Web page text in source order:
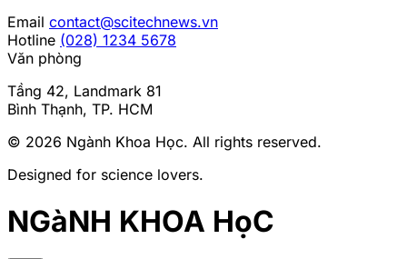
Email contact@scitechnews.vn
Hotline (028) 1234 5678
Văn phòng
Tầng 42, Landmark 81
Bình Thạnh, TP. HCM
© 2026 Ngành Khoa Học. All rights reserved.
Designed for science lovers.
NGàNH KHOA HọC